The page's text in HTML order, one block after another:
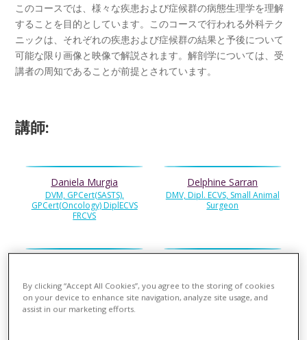
このコースでは、様々な疾患および症候群の病態生理学を理解
することを目的としています。このコースで行われる外科テク
ニックは、それぞれの疾患および症候群の結果と予後について
可能な限り画像と映像で解説されます。解剖学については、受
講者の周知であることが前提とされています。
講師:
Daniela Murgia
DVM, GPCert(SASTS),
GPCert(Oncology) DiplECVS
FRCVS
Delphine Sarran
DMV, Dipl. ECVS, Small Animal
Surgeon
DipECVS
Dipl. ECVS, MRCVS
By clicking “Accept All Cookies”, you agree to the storing of cookies
on your device to enhance site navigation, analyze site usage, and
assist in our marketing efforts.